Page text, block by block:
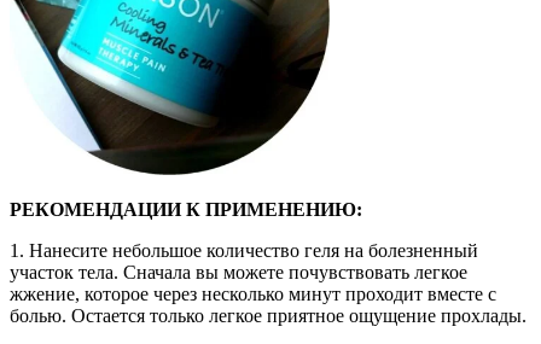
РЕКОМЕНДАЦИИ К ПРИМЕНЕНИЮ:
1. Нанесите небольшое количество геля на болезненный
участок тела. Сначала вы можете почувствовать легкое
жжение, которое через несколько минут проходит вместе с
болью. Остается только легкое приятное ощущение прохлады.